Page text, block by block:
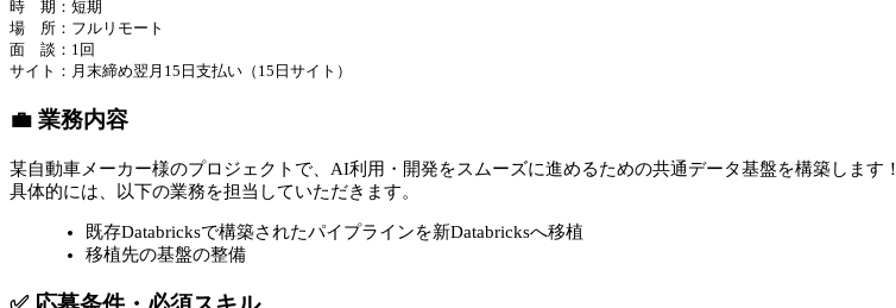
時 期：短期
場 所：フルリモート
面 談：1回
サイト：月末締め翌月15日支払い（15日サイト）
💼 業務内容
某自動車メーカー様のプロジェクトで、AI利用・開発をスムーズに進めるための共通データ基盤を構築します！
具体的には、以下の業務を担当していただきます。
既存Databricksで構築されたパイプラインを新Databricksへ移植
移植先の基盤の整備